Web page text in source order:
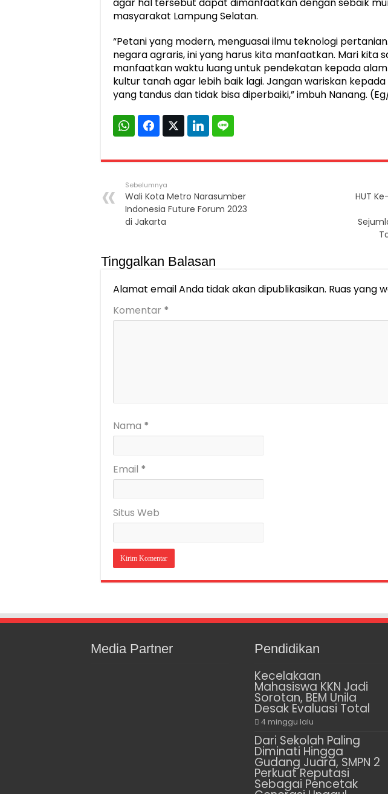
agar hal tersebut dapat dimanfaatkan dengan sebaik
masyarakat Lampung Selatan.
“Petani yang modern, menguasai ilmu teknologi
negara agraris, ini yang harus kita manfaatkan. Mari kita
manfaatkan waktu luang untuk pendekatan kepada
kultur tanah agar lebih baik lagi. Jangan wariskan
yang tandus dan tidak bisa diperbaiki,” imbuh Nanang.
Sebelumnya
Wali Kota Metro Narasumber
Indonesia Future Forum 2023
di Jakarta
HUT
Tinggalkan Balasan
Alamat email Anda tidak akan dipublikasikan. Ruas yang
Komentar *
Nama *
Email *
Situs Web
Media Partner Pendidikan
Kecelakaan
Mahasiswa KKN Jadi
Sorotan, BEM Unila
Desak Evaluasi Total
4 minggu lalu
Dari Sekolah Paling
Diminati Hingga
Gudang Juara, SMPN 2
Perkuat Reputasi
Sebagai Pencetak